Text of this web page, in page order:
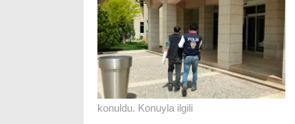
konuldu. Konuyla ilgili